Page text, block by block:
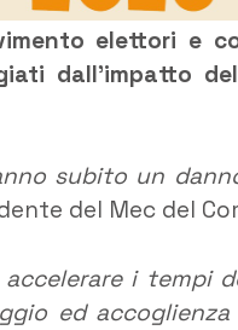
elettori e
dall’impatto
subito un
del Mec del
i tempi
ed